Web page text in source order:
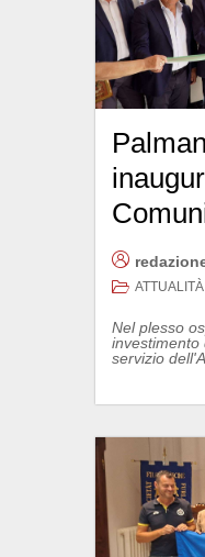
ATTUALITÀ
Nel plesso
investimento
servizio